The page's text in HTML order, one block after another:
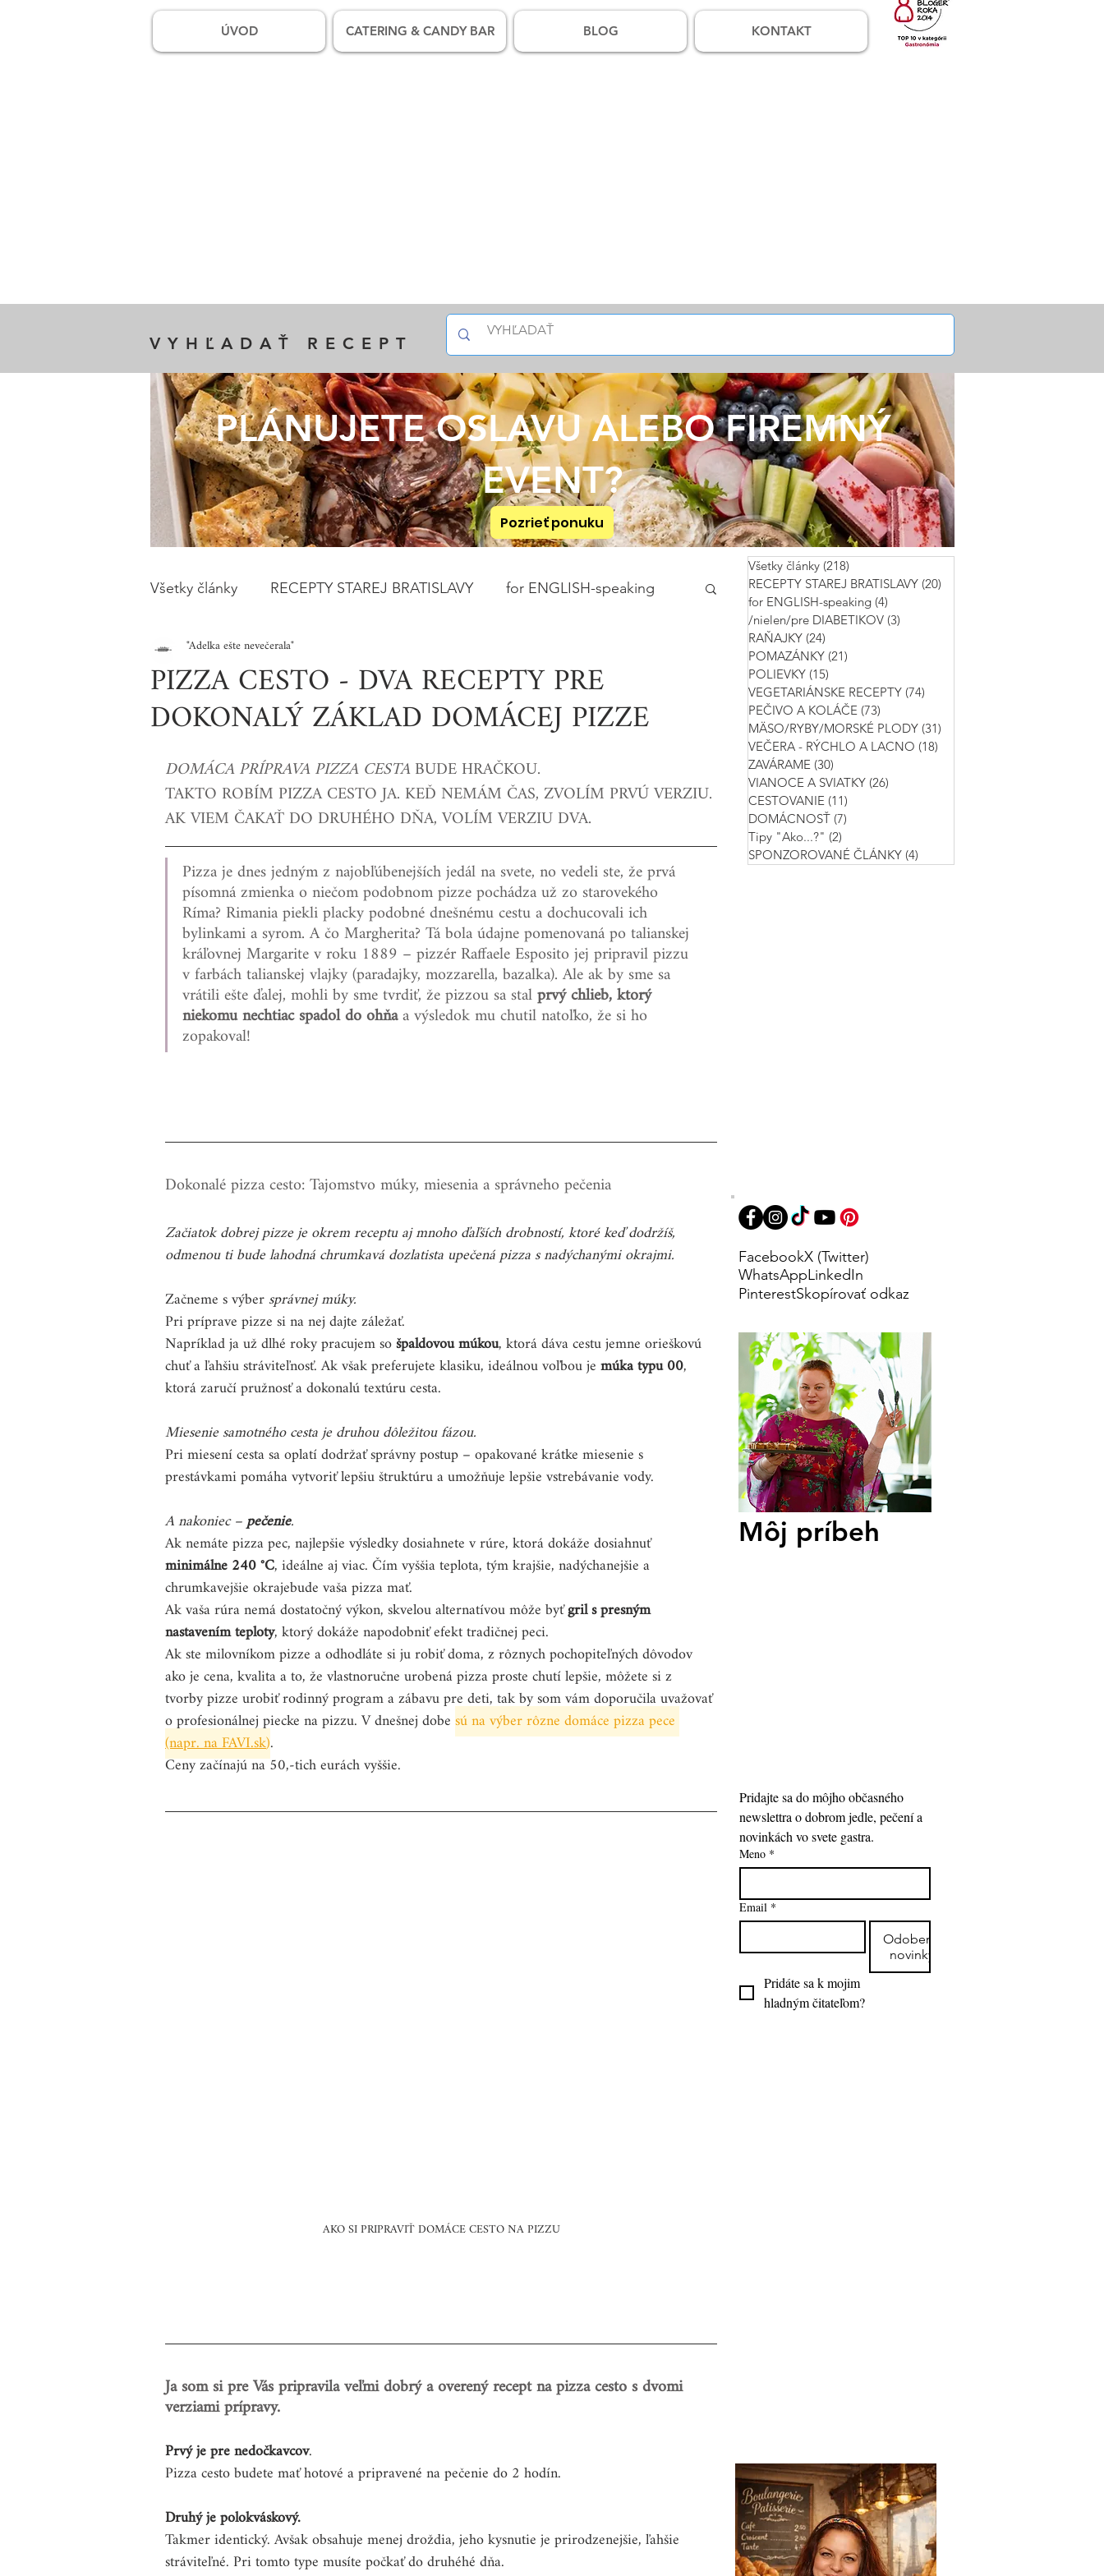
ÚVOD CATERING & CANDY BAR BLOG KONTAKT
VYHĽADAŤ RECEPT
PLÁNUJETE OSLAVU ALEBO FIREMNÝ
EVENT?
Pozrieť ponuku
Všetky články RECEPTY STAREJ BRATISLAVY for ENGLISH-speaking
/nielen/pre DIABETIKOV
VEGETARIÁNSKE RECEPTY PEČIVO A KOLÁČE
MÄSO/RYBY/MORSKÉ PLODY VEČERA - RÝCHLO A LACNO
ZAVÁRAME VIANOCE A SVIATKY CESTOVANIE DOMÁCNOSŤ
Tipy "Ako...?" SPONZOROVANÉ ČLÁNKY
PIZZA CESTO - DVA RECEPTY PRE
DOKONALÝ ZÁKLAD DOMÁCEJ PIZZE
"Adelka ešte nevečerala"
DOMÁCA PRÍPRAVA PIZZA CESTA BUDE HRAČKOU.
TAKTO ROBÍM PIZZA CESTO JA. KEĎ NEMÁM ČAS, ZVOLÍM PRVÚ VERZIU.
AK VIEM ČAKAŤ DO DRUHÉHO DŇA, VOLÍM VERZIU DVA.
Pizza je dnes jedným z najobľúbenejších jedál na svete, no vedeli ste, že prvá
písomná zmienka o niečom podobnom pizze pochádza už zo starovekého
Ríma? Rimania piekli placky podobné dnešnému cestu a dochucovali ich
bylinkami a syrom. A čo Margherita? Tá bola údajne pomenovaná po talianskej
kráľovnej Margarite v roku 1889 – pizzér Raffaele Esposito jej pripravil pizzu
v farbách talianskej vlajky (paradajky, mozzarella, bazalka). Ale ak by sme sa
vrátili ešte ďalej, mohli by sme tvrdiť, že pizzou sa stal prvý chlieb, ktorý
niekomu nechtiac spadol do ohňa a výsledok mu chutil natoľko, že si ho
zopakoval!
Dokonalé pizza cesto: Tajomstvo múky, miesenia a správneho pečenia
Začiatok dobrej pizze je okrem receptu aj mnoho ďaľších drobností, ktoré keď dodržíš,
odmenou ti bude lahodná chrumkavá dozlatista upečená pizza s nadýchanými okrajmi.
Začneme s výber správnej múky.
Pri príprave pizze si na nej dajte záležať.
Napríklad ja už dlhé roky pracujem so špaldovou múkou, ktorá dáva cestu jemne orieškovú
chuť a ľahšiu stráviteľnosť. Ak však preferujete klasiku, ideálnou voľbou je múka typu 00,
ktorá zaručí pružnosť a dokonalú textúru cesta.
Miesenie samotného cesta je druhou dôležitou fázou.
Pri miesení cesta sa oplatí dodržať správny postup – opakované krátke miesenie s
prestávkami pomáha vytvoriť lepšiu štruktúru a umožňuje lepšie vstrebávanie vody.
A nakoniec – pečenie.
Ak nemáte pizza pec, najlepšie výsledky dosiahnete v rúre, ktorá dokáže dosiahnuť
minimálne 240 °C, ideálne aj viac. Čím vyššia teplota, tým krajšie, nadýchanejšie a
chrumkavejšie okrajebude vaša pizza mať.
Ak vaša rúra nemá dostatočný výkon, skvelou alternatívou môže byť gril s presným
nastavením teploty, ktorý dokáže napodobniť efekt tradičnej peci.
Ak ste milovníkom pizze a odhodláte si ju robiť doma, z rôznych pochopiteľných dôvodov
ako je cena, kvalita a to, že vlastnoručne urobená pizza proste chutí lepšie, môžete si z
tvorby pizze urobiť rodinný program a zábavu pre deti, tak by som vám doporučila uvažovať
o profesionálnej piecke na pizzu. V dnešnej dobe sú na výber rôzne domáce pizza pece
(napr. na FAVI.sk).
Ceny začínajú na 50,-tich eurách vyššie.
AKO SI PRIPRAVIŤ DOMÁCE CESTO NA PIZZU
Ja som si pre Vás pripravila veľmi dobrý a overený recept na pizza cesto s dvomi
verziami prípravy.
Prvý je pre nedočkavcov.
Pizza cesto budete mať hotové a pripravené na pečenie do 2 hodín.
Druhý je polokváskový.
Takmer identický. Avšak obsahuje menej droždia, jeho kysnutie je prirodzenejšie, ľahšie
stráviteľné. Pri tomto type musíte počkať do druhéhé dňa.
Všetky články (218)
RECEPTY STAREJ BRATISLAVY (20)
for ENGLISH-speaking (4)
/nielen/pre DIABETIKOV (3)
RAŇAJKY (24)
POMAZÁNKY (21)
POLIEVKY (15)
VEGETARIÁNSKE RECEPTY (74)
PEČIVO A KOLÁČE (73)
MÄSO/RYBY/MORSKÉ PLODY (31)
VEČERA - RÝCHLO A LACNO (18)
ZAVÁRAME (30)
VIANOCE A SVIATKY (26)
CESTOVANIE (11)
DOMÁCNOSŤ (7)
Tipy "Ako...?" (2)
SPONZOROVANÉ ČLÁNKY (4)
FacebookX (Twitter)
WhatsAppLinkedIn
PinterestSkopírovať odkaz
Môj príbeh
Pridajte sa do môjho občasného
newslettra o dobrom jedle, pečení a
novinkách vo svete gastra.
Meno *
Email *
Odoberať
novinky
Pridáte sa k mojim
hladným čitateľom?